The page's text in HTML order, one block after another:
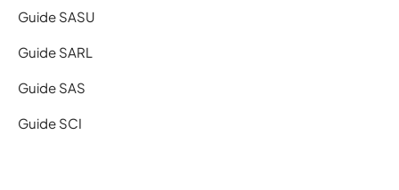
Guide SASU
Guide SARL
Guide SAS
Guide SCI